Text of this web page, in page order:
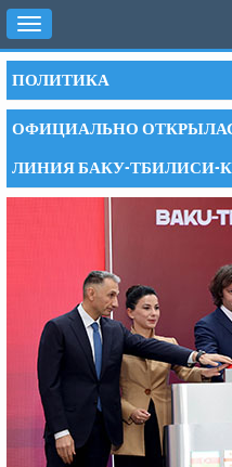
Toggle
navigation
ПОЛИТИКА
ОФИЦИАЛЬНО
ЛИНИЯ БАКУ-ТБИЛИСИ-